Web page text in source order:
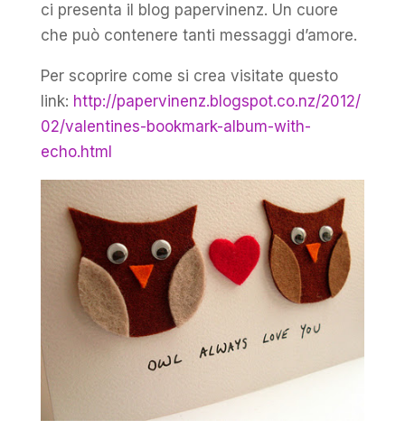
ci presenta il blog papervinenz. Un cuore
che può contenere tanti messaggi d’amore.
Per scoprire come si crea visitate questo
link: http://papervinenz.blogspot.co.nz/2012/
02/valentines-bookmark-album-with-
echo.html